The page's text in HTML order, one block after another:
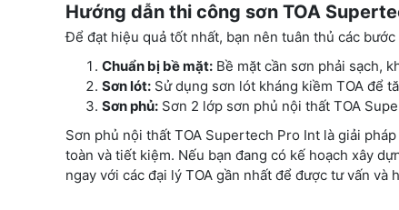
Hướng dẫn thi công sơn TOA
Để đạt hiệu quả tốt nhất, bạn nên tuân thủ các bước
Chuẩn bị bề mặt: Bề mặt cần sơn phải sạch,
Sơn lót: Sử dụng sơn lót kháng kiềm TOA để
Sơn phủ: Sơn 2 lớp sơn phủ nội thất TOA
Sơn phủ nội thất TOA Supertech Pro Int là giải
toàn và tiết kiệm. Nếu bạn đang có kế hoạch xây
ngay với các đại lý TOA gần nhất để được tư vấn và